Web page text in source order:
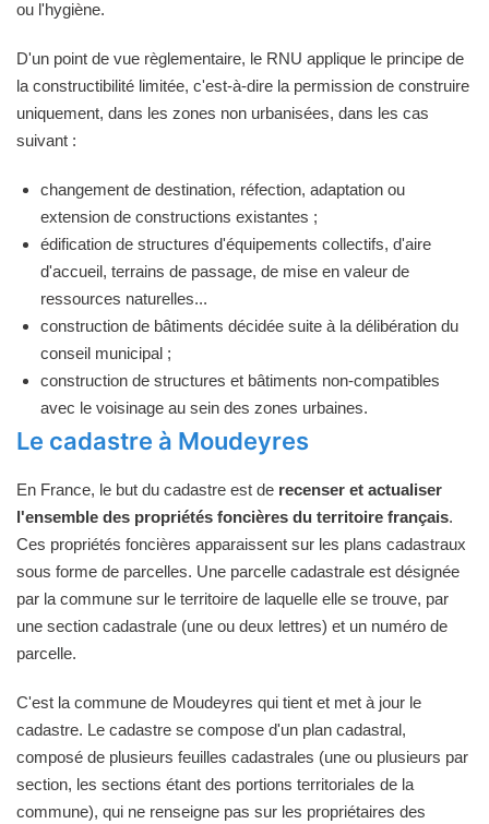
ou l'hygiène.
D'un point de vue règlementaire, le RNU applique le principe de
la constructibilité limitée, c'est-à-dire la permission de construire
uniquement, dans les zones non urbanisées, dans les cas
suivant :
changement de destination, réfection, adaptation ou
extension de constructions existantes ;
édification de structures d'équipements collectifs, d'aire
d'accueil, terrains de passage, de mise en valeur de
ressources naturelles...
construction de bâtiments décidée suite à la délibération du
conseil municipal ;
construction de structures et bâtiments non-compatibles
avec le voisinage au sein des zones urbaines.
Le cadastre à Moudeyres
En France, le but du cadastre est de recenser et actualiser
l'ensemble des propriétés foncières du territoire français.
Ces propriétés foncières apparaissent sur les plans cadastraux
sous forme de parcelles. Une parcelle cadastrale est désignée
par la commune sur le territoire de laquelle elle se trouve, par
une section cadastrale (une ou deux lettres) et un numéro de
parcelle.
C'est la commune de Moudeyres qui tient et met à jour le
cadastre. Le cadastre se compose d'un plan cadastral,
composé de plusieurs feuilles cadastrales (une ou plusieurs par
section, les sections étant des portions territoriales de la
commune), qui ne renseigne pas sur les propriétaires des